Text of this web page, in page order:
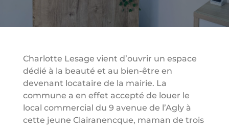
Charlotte Lesage vient d’ouvrir un espace
dédié à la beauté et au bien-être en
devenant locataire de la mairie. La
commune a en effet accepté de louer le
local commercial du 9 avenue de l’Agly à
cette jeune Clairanencque, maman de trois